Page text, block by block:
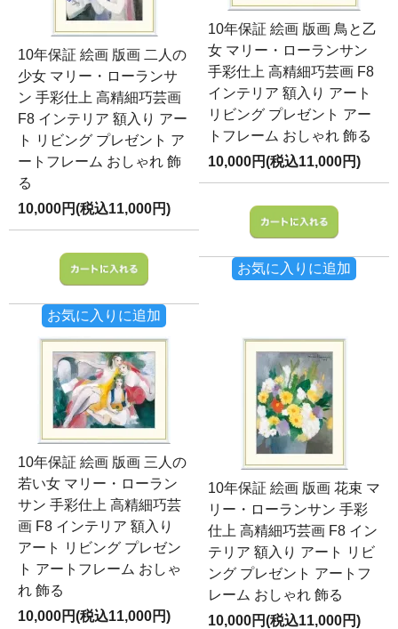
10年保証 絵画 版画 二人の
少女 マリー・ローランサ
ン 手彩仕上 高精細巧芸画
F8 インテリア 額入り アー
ト リビング プレゼント ア
ートフレーム おしゃれ 飾
る
10,000円(税込11,000円)
お気に入りに追加
10年保証 絵画 版画 鳥と乙
女 マリー・ローランサン
手彩仕上 高精細巧芸画 F8
インテリア 額入り アート
リビング プレゼント アー
トフレーム おしゃれ 飾る
10,000円(税込11,000円)
お気に入りに追加
10年保証 絵画 版画 三人の
若い女 マリー・ローラン
サン 手彩仕上 高精細巧芸
画 F8 インテリア 額入り
アート リビング プレゼン
ト アートフレーム おしゃ
れ 飾る
10,000円(税込11,000円)
10年保証 絵画 版画 花束 マ
リー・ローランサン 手彩
仕上 高精細巧芸画 F8 イン
テリア 額入り アート リビ
ング プレゼント アートフ
レーム おしゃれ 飾る
10,000円(税込11,000円)